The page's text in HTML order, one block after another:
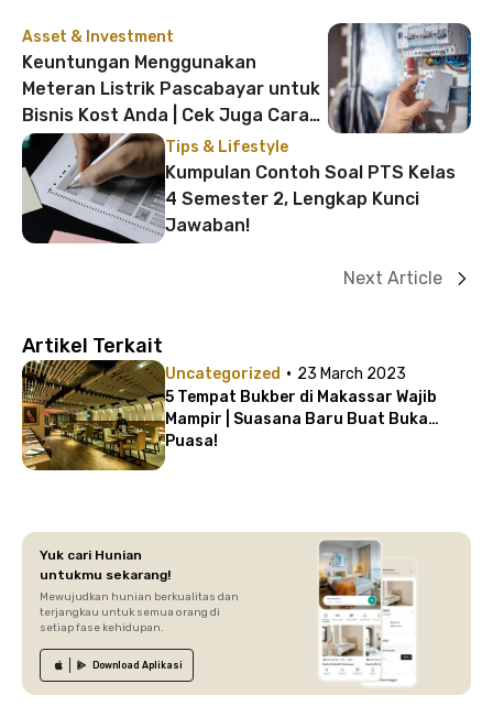
Asset & Investment
Keuntungan Menggunakan
Meteran Listrik Pascabayar untuk
Bisnis Kost Anda | Cek Juga Cara
Pasang, Syarat, dan Biayanya di
Sini!
Tips & Lifestyle
Kumpulan Contoh Soal PTS Kelas
4 Semester 2, Lengkap Kunci
Jawaban!
Next Article
Artikel Terkait
Uncategorized · 23 March 2023
5 Tempat Bukber di Makassar Wajib
Mampir | Suasana Baru Buat Buka
Puasa!
Yuk cari Hunian
untukmu sekarang!
Mewujudkan hunian berkualitas dan
terjangkau untuk semua orang di
setiap fase kehidupan.
Download Aplikasi